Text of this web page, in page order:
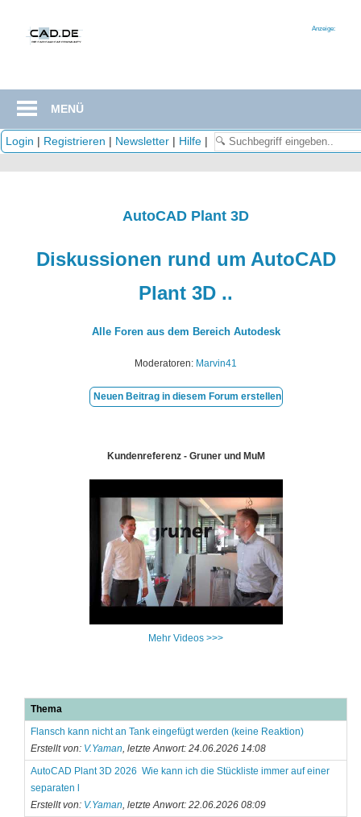
Anzeige:
MENÜ
Login | Registrieren | Newsletter | Hilfe |
AutoCAD Plant 3D
Diskussionen rund um AutoCAD
Plant 3D ..
Alle Foren aus dem Bereich Autodesk
Moderatoren: Marvin41
Neuen Beitrag in diesem Forum erstellen
Kundenreferenz - Gruner und MuM
Mehr Videos >>>
Thema
Flansch kann nicht an Tank eingefügt werden (keine Reaktion)
Erstellt von: V.Yaman , letzte Anwort: 24.06.2026 14:08
AutoCAD Plant 3D 2026  Wie kann ich die Stückliste immer auf einer
separaten l
Erstellt von: V.Yaman , letzte Anwort: 22.06.2026 08:09